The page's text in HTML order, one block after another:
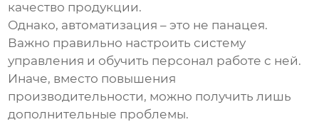
качество продукции.
Однако, автоматизация – это не панацея.
Важно правильно настроить систему
управления и обучить персонал работе с ней.
Иначе, вместо повышения
производительности, можно получить лишь
дополнительные проблемы.